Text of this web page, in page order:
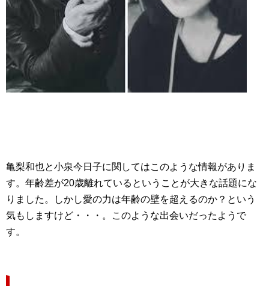
亀梨和也と小泉今日子に関してはこのような情報がありま
す。年齢差が20歳離れているということが大きな話題にな
りました。しかし愛の力は年齢の壁を超えるのか？という
気もしますけど・・・。このような出会いだったようで
す。